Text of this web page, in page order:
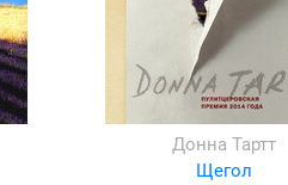
Донна Тартт
Щегол